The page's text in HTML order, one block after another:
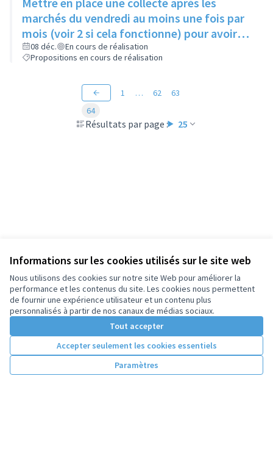
Informations sur les cookies utilisés sur le site web
Nous utilisons des cookies sur notre site Web pour améliorer la
performance et les contenus du site. Les cookies nous permettent
de fournir une expérience utilisateur et un contenu plus
personnalisés à partir de nos canaux de médias sociaux.
Tout accepter
Accepter seulement les cookies essentiels
Paramètres
marchés du vendredi au moins une fois par
mois (voir 2 si cela fonctionne) pour avoir
des produits frais pour l'Epice'Rill
08 déc.
En cours de réalisation
Propositions en cours de réalisation
Résultats par page : 25
1 … 62
63
64